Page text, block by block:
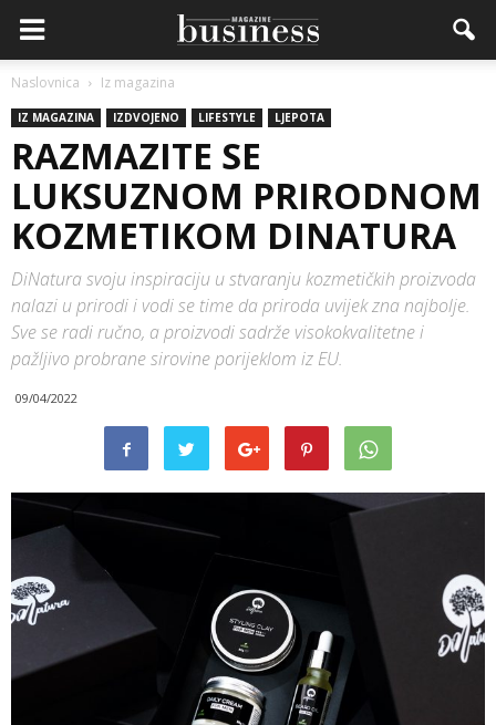
Naslovnica Iz magazina
IZ MAGAZINA IZDVOJENO LIFESTYLE LJEPOTA
RAZMAZITE SE
LUKSUZNOM PRIRODNOM
KOZMETIKOM DINATURA
DiNatura svoju inspiraciju u stvaranju kozmetičkih proizvoda
nalazi u prirodi i vodi se time da priroda uvijek zna najbolje.
Sve se radi ručno, a proizvodi sadrže visokokvalitetne i
pažljivo probrane sirovine porijeklom iz EU.
09/04/2022